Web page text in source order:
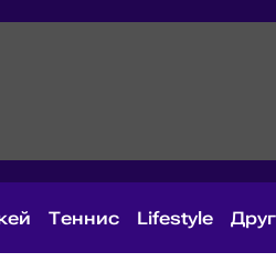
Теннис Lifestyle